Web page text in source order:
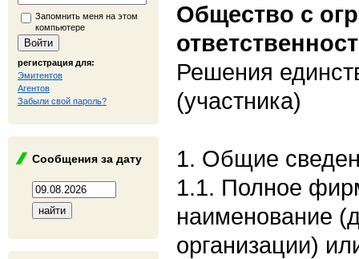
Запомнить меня на этом
компьютере
регистрация для:
Эмитентов
Агентов
Забыли свой пароль?
Сообщения за дату
Общество с
Решения
(участника)
1. Общие
1.1. Полное
наименование
организации)